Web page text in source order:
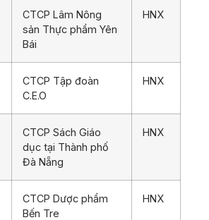
CTCP Lâm Nông
sản Thực phẩm Yên
Bái
HNX
CTCP Tập đoàn
C.E.O
HNX
CTCP Sách Giáo
dục tại Thành phố
Đà Nẵng
HNX
CTCP Dược phẩm
Bến Tre
HNX